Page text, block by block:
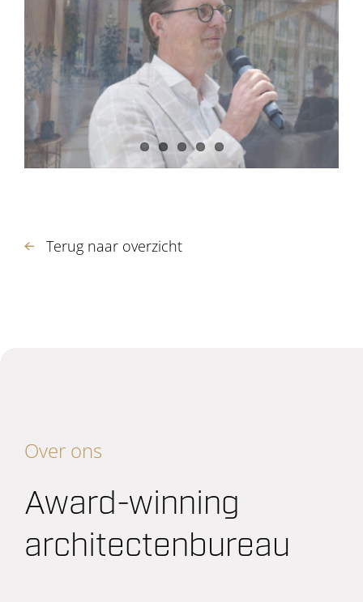
Terug naar overzicht
Over ons
Award-winning
architectenbureau